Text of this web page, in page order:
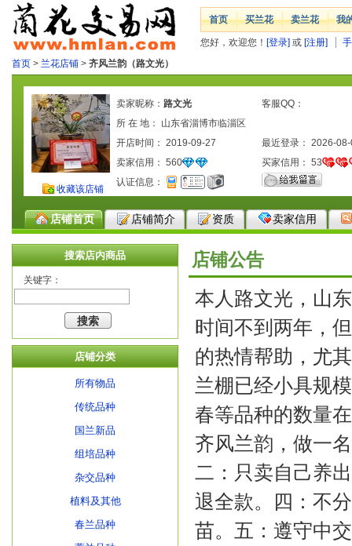
首页 买兰花 卖兰花 我
您好，欢迎您！ [登录] 或 [注册]
首页 > 兰花店铺 > 齐风兰韵（路文光）
收藏该店铺
卖家昵称： 路文光
客服QQ：
所 在 地： 山东省淄博市临淄区
开店时间： 2019-09-27
最近登录： 2026-
卖家信用： 560 买家信用： 53
认证信息：
店铺首页 店铺简介 资质 卖家信用
搜索店内商品
关键字：
店铺分类
所有物品
传统品种
国兰新品
组培品种
杂交品种
植料及其他
春兰品种
店铺公告
本人路文光，山
时间不到两年，
的热情帮助，尤
兰棚已经小具规
春等品种的数量
齐风兰韵，做一
二：只卖自己养
退全款。四：不
苗。五：遵守中